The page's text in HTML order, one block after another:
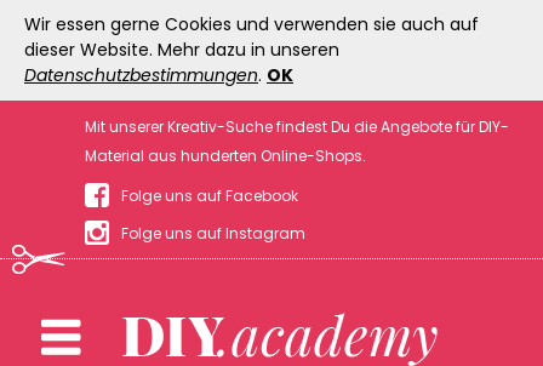
Wir essen gerne Cookies und verwenden sie auch auf
dieser Website. Mehr dazu in unseren
Datenschutzbestimmungen. OK
Mit unserer Kreativ-Suche findest Du die Angebote für DIY-
Material aus hunderten Online-Shops.
Folge uns auf Facebook
Folge uns auf Instagram